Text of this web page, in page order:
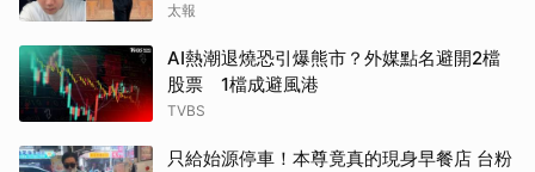
太報
AI熱潮退燒恐引爆熊市？外媒點名避開2檔
股票 1檔成避風港
TVBS
只給始源停車！本尊竟真的現身早餐店 台粉